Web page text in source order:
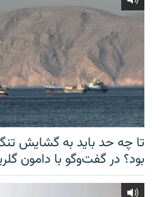
تا چه حد باید به گشایش
بود؟ در گفت‌وگو با دامون